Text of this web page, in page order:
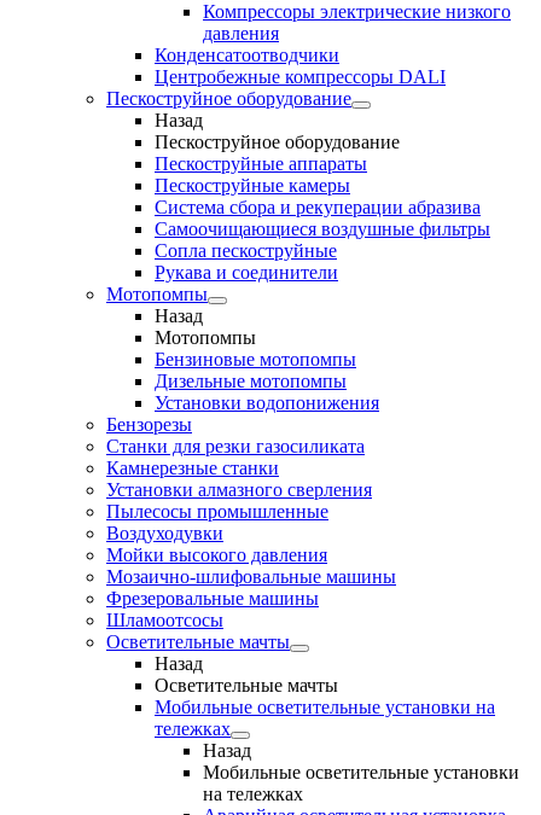
Компрессоры электрические низкого
давления
Конденсатоотводчики
Центробежные компрессоры DALI
Пескоструйное оборудование
Назад
Пескоструйное оборудование
Пескоструйные аппараты
Пескоструйные камеры
Система сбора и рекуперации абразива
Самоочищающиеся воздушные фильтры
Сопла пескоструйные
Рукава и соединители
Мотопомпы
Назад
Мотопомпы
Бензиновые мотопомпы
Дизельные мотопомпы
Установки водопонижения
Бензорезы
Станки для резки газосиликата
Камнерезные станки
Установки алмазного сверления
Пылесосы промышленные
Воздуходувки
Мойки высокого давления
Мозаично-шлифовальные машины
Фрезеровальные машины
Шламоотсосы
Осветительные мачты
Назад
Осветительные мачты
Мобильные осветительные установки на
тележках
Назад
Мобильные осветительные установки
на тележках